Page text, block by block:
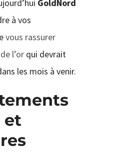
GoldNord
à vos
vous rassurer
l’orqui devrait
les mois à venir.
et